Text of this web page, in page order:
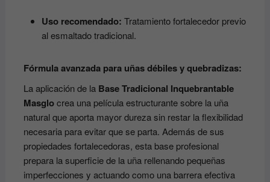
Uso recomendado: Tratamiento fortalecedor previo
al esmaltado tradicional.
Fórmula avanzada para uñas débiles y quebradizas:
La aplicación de la Base Tradicional Inquebrantable
Masglocrea una película estructurante sobre la uña
natural que aporta mayor dureza sin restar la flexibilidad
necesaria para evitar que se parta. Además de sus
propiedades fortalecedoras, esta base profesional
prepara la superficie de la uña rellenando pequeñas
imperfecciones y actuando como una barrera efectiva